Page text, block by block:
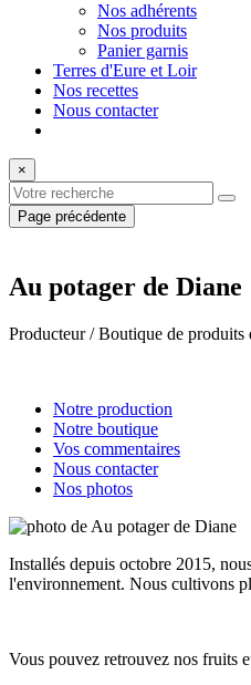
Nos adhérents
Nos produits
Panier garnis
Terres d'Eure et Loir
Nos recettes
Nous contacter
×
Page précédente
Au potager de Diane
Producteur / Boutique de produits
Notre production
Notre boutique
Vos commentaires
Nous contacter
Nos photos
Installés depuis octobre 2015,
l'environnement. Nous cultivons
Vous pouvez retrouvez nos fruits